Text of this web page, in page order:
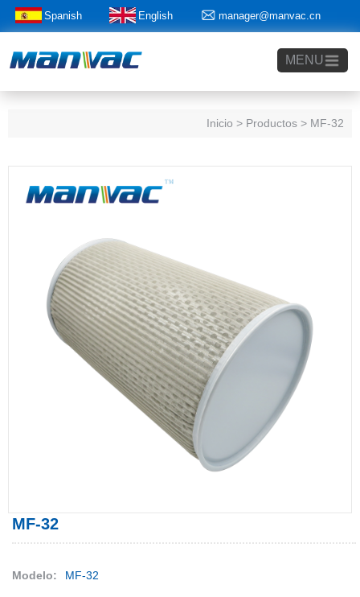
Spanish English manager@manvac.cn
+86-15014788350
MENU
Inicio > Productos > MF-32
MF-32
Modelo: MF-32